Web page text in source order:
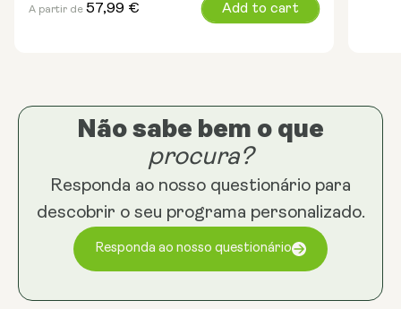
NMN 250mg & Preservage
NMN 500mg & Preservage
Preço
A partir de 57,99 € Add to cart
Não sabe bem o que
procura?
Responda ao nosso questionário para
descobrir o seu programa personalizado.
Responda ao nosso questionário